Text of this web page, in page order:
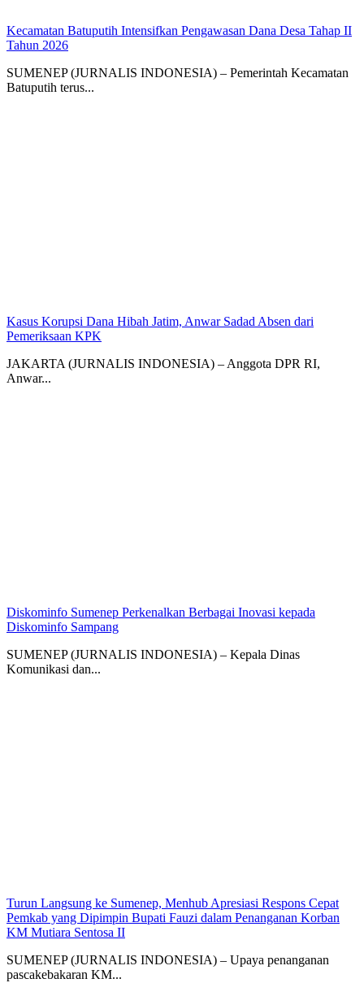
Kecamatan Batuputih Intensifkan Pengawasan Dana Desa Tahap II
Tahun 2026
SUMENEP (JURNALIS INDONESIA) – Pemerintah Kecamatan
Batuputih terus...
Kasus Korupsi Dana Hibah Jatim, Anwar Sadad Absen dari
Pemeriksaan KPK
JAKARTA (JURNALIS INDONESIA) – Anggota DPR RI,
Anwar...
Diskominfo Sumenep Perkenalkan Berbagai Inovasi kepada
Diskominfo Sampang
SUMENEP (JURNALIS INDONESIA) – Kepala Dinas
Komunikasi dan...
Turun Langsung ke Sumenep, Menhub Apresiasi Respons Cepat
Pemkab yang Dipimpin Bupati Fauzi dalam Penanganan Korban
KM Mutiara Sentosa II
SUMENEP (JURNALIS INDONESIA) – Upaya penanganan
pascakebakaran KM...